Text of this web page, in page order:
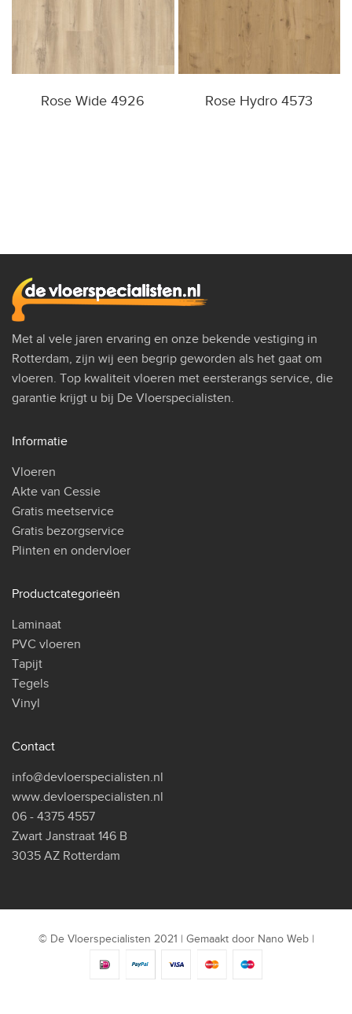
Rose Wide 4926 Rose Hydro 4573
Met al vele jaren ervaring en onze bekende vestiging in
Rotterdam, zijn wij een begrip geworden als het gaat om
vloeren. Top kwaliteit vloeren met eersterangs service, die
garantie krijgt u bij De Vloerspecialisten.
Informatie
Vloeren
Akte van Cessie
Gratis meetservice
Gratis bezorgservice
Plinten en ondervloer
Productcategorieën
Laminaat
PVC vloeren
Tapijt
Tegels
Vinyl
Contact
info@devloerspecialisten.nl
www.devloerspecialisten.nl
06 - 4375 4557
Zwart Janstraat 146 B
3035 AZ Rotterdam
© De Vloerspecialisten 2021 | Gemaakt door Nano Web|